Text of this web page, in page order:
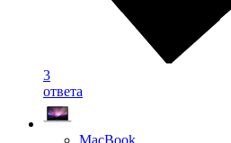
3
ответа
MacBook